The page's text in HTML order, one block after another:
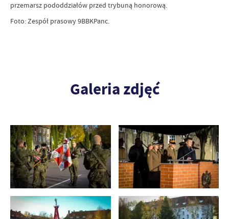
przemarsz pododdziałów przed trybuną honorową.
Foto: Zespół prasowy 9BBKPanc.
Galeria zdjęć